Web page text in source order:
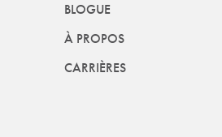
BLOGUE
À PROPOS
CARRIÈRES